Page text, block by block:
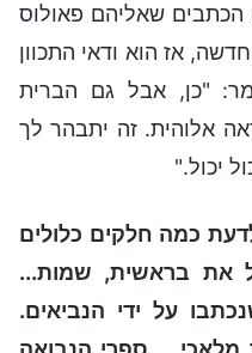
הכתבים שאליהם פאולוס
אז הוא ודאי התכוון
"כן, אבל גם הברית
אלוהית. זה יתבהר לך
יכול."
כמה חלקים כלולים
את בראשית, שמות...
על ידי הנביאים.